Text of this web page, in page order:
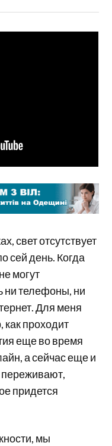
свет отсутствует
сей день. Когда
могут
ни телефоны, ни
Для меня
как проходит
еще во время
а сейчас еще и
переживают,
придется
мы